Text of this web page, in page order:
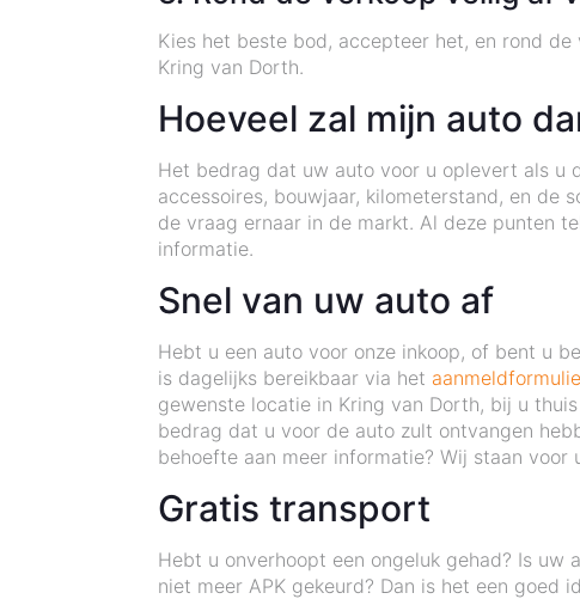
Kies het beste bod, accepteer het, en rond
Kring van Dorth.
Hoeveel zal mijn auto
Het bedrag dat uw auto voor u oplevert als u
accessoires, bouwjaar, kilometerstand, en de
de vraag ernaar in de markt. Al deze punten
informatie.
Snel van uw auto af
Hebt u een auto voor onze inkoop, of bent u
is dagelijks bereikbaar via het
gewenste locatie in Kring van Dorth, bij u
bedrag dat u voor de auto zult ontvangen
behoefte aan meer informatie? Wij staan voor
Gratis transport
Hebt u onverhoopt een ongeluk gehad? Is
niet meer APK gekeurd? Dan is het een goed